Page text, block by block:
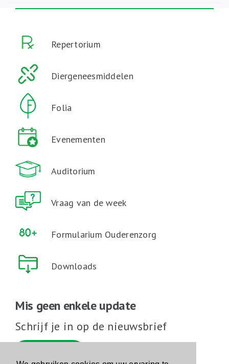
Repertorium
Diergeneesmiddelen
Folia
Evenementen
Auditorium
Vraag van de week
Formularium Ouderenzorg
Downloads
Mis geen enkele update
Schrijf je in op de nieuwsbrief